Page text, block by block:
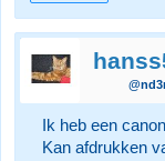
Ik heb een
Kan afdrukken